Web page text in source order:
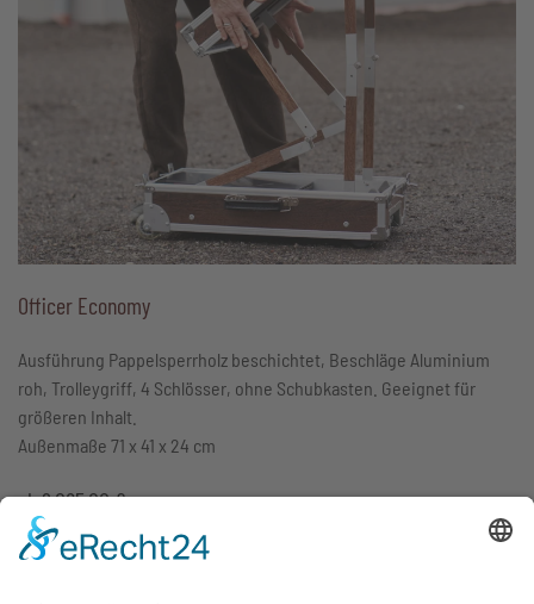
Officer Economy
Ausführung Pappelsperrholz beschichtet, Beschläge Aluminium
roh, Trolleygriff, 4 Schlösser, ohne Schubkasten. Geeignet für
größeren Inhalt.
Außenmaße 71 x 41 x 24 cm
ab2.065,00€